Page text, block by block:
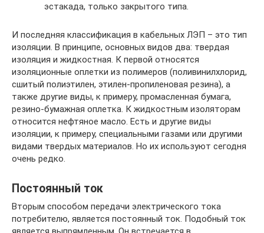
эстакада, только закрытого типа.
И последняя классификация в кабельных ЛЭП – это тип
изоляции. В принципе, основных видов два: твердая
изоляция и жидкостная. К первой относятся
изоляционные оплетки из полимеров (поливинилхлорид,
сшитый полиэтилен, этилен-пропиленовая резина), а
также другие виды, к примеру, промасленная бумага,
резино-бумажная оплетка. К жидкостным изоляторам
относится нефтяное масло. Есть и другие виды
изоляции, к примеру, специальными газами или другими
видами твердых материалов. Но их используют сегодня
очень редко.
Постоянный ток
Вторым способом передачи электрического тока
потребителю, является постоянный ток. Подобный ток